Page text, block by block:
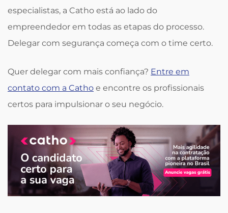
especialistas, a Catho está ao lado do
empreendedor em todas as etapas do processo.
Delegar com segurança começa com o time certo.
Quer delegar com mais confiança? Entre em
contato com a Catho e encontre os profissionais
certos para impulsionar o seu negócio.